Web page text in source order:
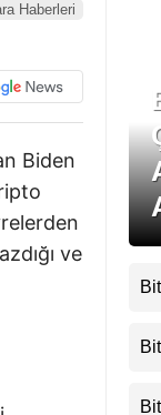
Haberleri
Biden
ve